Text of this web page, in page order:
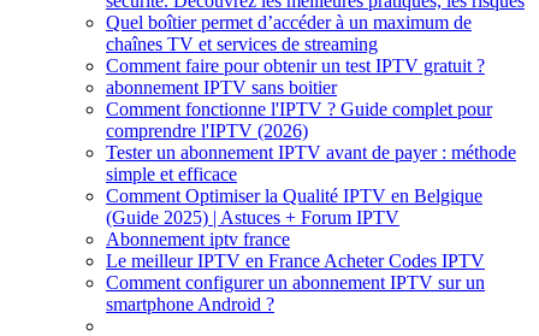
Quel boîtier permet d’accéder à un maximum de
chaînes TV et services de streaming
Comment faire pour obtenir un test IPTV gratuit ?
abonnement IPTV sans boitier
Comment fonctionne l'IPTV ? Guide complet pour
comprendre l'IPTV (2026)
Tester un abonnement IPTV avant de payer : méthode
simple et efficace
Comment Optimiser la Qualité IPTV en Belgique
(Guide 2025) | Astuces + Forum IPTV
Abonnement iptv france
Le meilleur IPTV en France Acheter Codes IPTV
Comment configurer un abonnement IPTV sur un
smartphone Android ?